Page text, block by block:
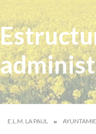
E.L.M. LA PAUL